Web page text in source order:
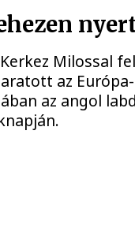
Milossal
az
az angol